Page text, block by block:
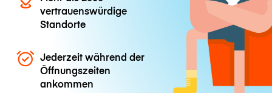
vertrauenswürdige
Standorte
Jederzeit während der
Öffnungszeiten
ankommen